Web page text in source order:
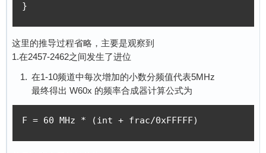
}
这里的推导过程省略，主要是观察到
1.在2457-2462之间发生了进位
在1-10频道中每次增加的小数分频值代表5MHz
最终得出 W60x 的频率合成器计算公式为
F = 60 MHz * (int + frac/0xFFFFF)